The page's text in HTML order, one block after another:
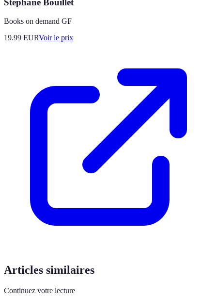
Stéphane Bouillet
Books on demand GF
19.99 EURVoir le prix
Articles similaires
Continuez votre lecture